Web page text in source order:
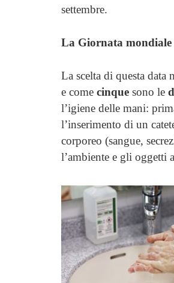
settembre.
La Giornata mondiale
La scelta di questa data
e come cinque sono le
l’igiene delle mani:
l’inserimento di un
corporeo (sangue,
l’ambiente e gli oggetti